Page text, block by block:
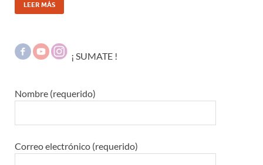
LEER MÁS
¡ SUMATE !
Nombre (requerido)
Correo electrónico (requerido)